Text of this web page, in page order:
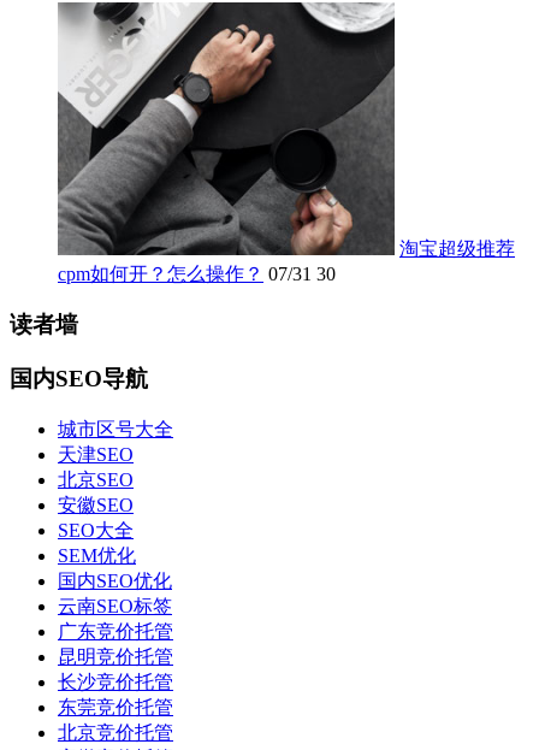
淘宝超级推荐
cpm如何开？怎么操作？ 07/31 30
读者墙
国内SEO导航
城市区号大全
天津SEO
北京SEO
安徽SEO
SEO大全
SEM优化
国内SEO优化
云南SEO标签
广东竞价托管
昆明竞价托管
长沙竞价托管
东莞竞价托管
北京竞价托管